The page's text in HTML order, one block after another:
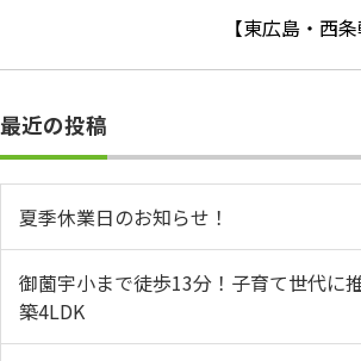
【東広島・西
最近の投稿
夏季休業日のお知らせ！
御薗宇小まで徒歩13分！子育て世代に
築4LDK